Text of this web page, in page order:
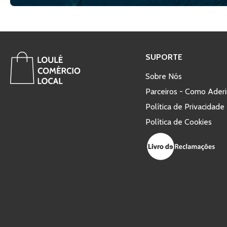
SUPORTE
Sobre Nós
Parceiros - Como
Política de Privacidade
Política de Cookies